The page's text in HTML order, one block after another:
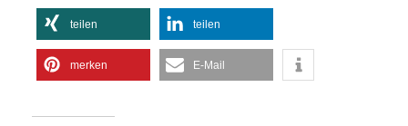
teilen teilen
merken E-Mail